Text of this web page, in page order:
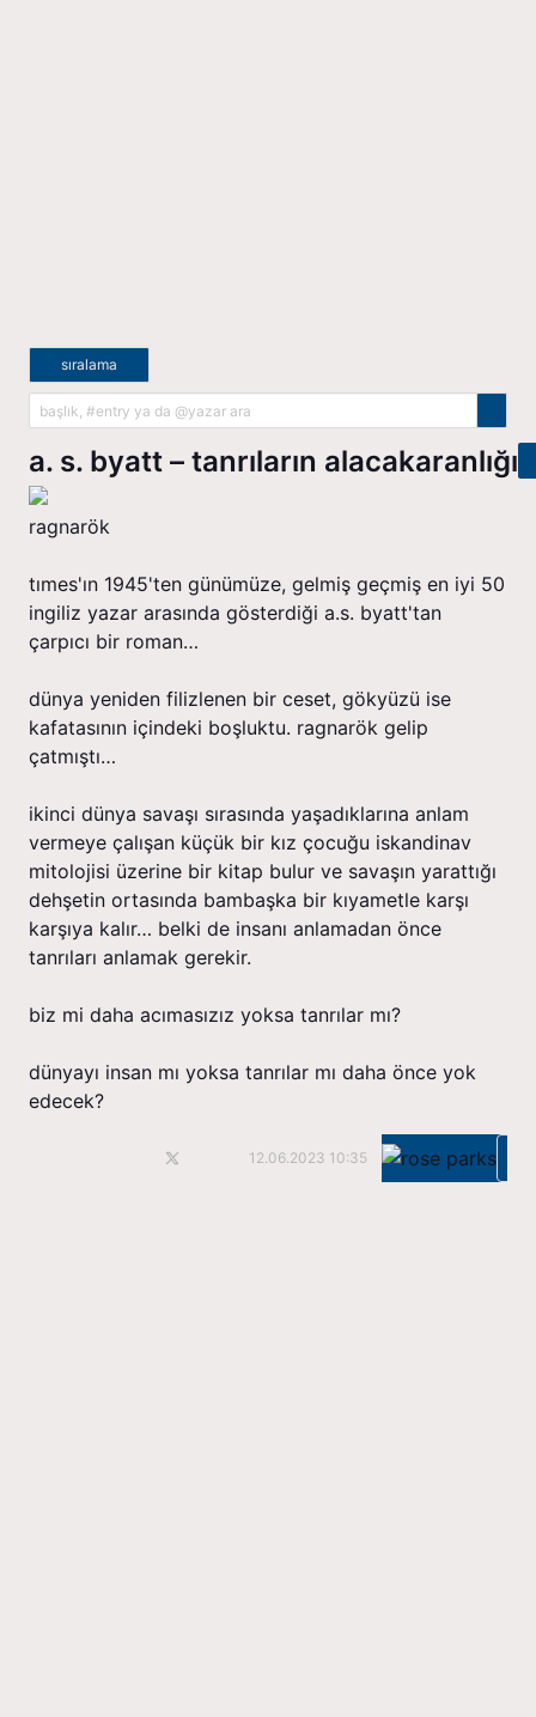
sıralama
a. s. byatt – tanrıların alacakaranlığı
ragnarök
times'ın 1945'ten günümüze, gelmiş geçmiş en i̇yi 50
i̇ngiliz yazar arasında gösterdiği a.s. byatt'tan
çarpıcı bir roman…
dünya yeniden filizlenen bir ceset, gökyüzü ise
kafatasının içindeki boşluktu. ragnarök gelip
çatmıştı…
i̇kinci dünya savaşı sırasında yaşadıklarına anlam
vermeye çalışan küçük bir kız çocuğu i̇skandinav
mitolojisi üzerine bir kitap bulur ve savaşın yarattığı
dehşetin ortasında bambaşka bir kıyametle karşı
karşıya kalır… belki de insanı anlamadan önce
tanrıları anlamak gerekir.
biz mi daha acımasızız yoksa tanrılar mı?
dünyayı insan mı yoksa tanrılar mı daha önce yok
edecek?
12.06.2023 10:35